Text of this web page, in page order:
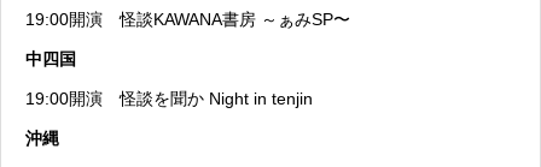
19:00開演怪談KAWANA書房 ～ぁみSP〜
中四国
19:00開演怪談を聞か Night in tenjin
沖縄